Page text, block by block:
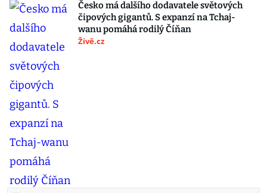
Česko má dalšího dodavatele světových
čipových gigantů. S expanzí na Tchaj-
wanu pomáhá rodilý Číňan
Živě.cz